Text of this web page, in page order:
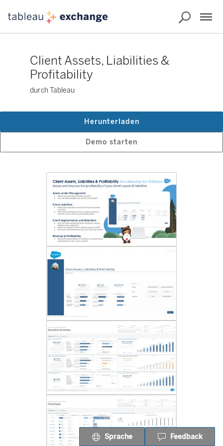
Client Assets, Liabilities &
Profitability
durch Tableau
Demo starten
Herunterladen
Sprache Feedback